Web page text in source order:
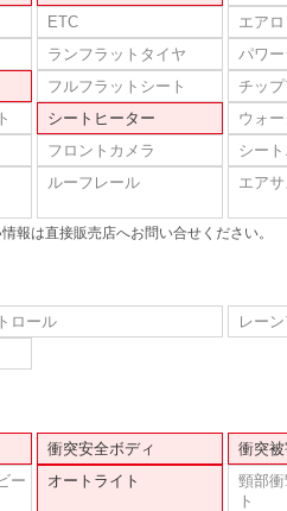
ETC エアロ
ランフラットタイヤ パワー
フルフラットシート チップ
シートヒーター ウォ
フロントカメラ シー
ルーフレール エア
報は直接販売店へお問い合せください。
ロール レー
衝突安全ボディ 衝突
ー
オートライト
頸部
ト